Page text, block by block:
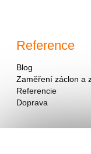
Reference
Blog
Zaměření záclon a
Referencie
Doprava